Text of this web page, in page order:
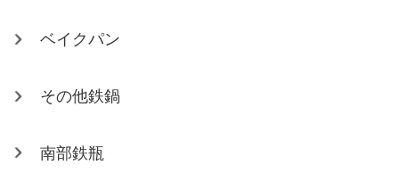
ベイクパン
その他鉄鍋
南部鉄瓶